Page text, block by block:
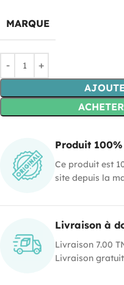
MARQUE
Produit
Ce produit est
site depuis la
Livraison à
Livraison 7.00
Livraison